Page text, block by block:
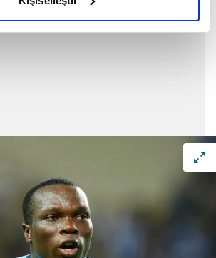
gösterdiğimizi ve bu noktada,
çerezler vasıtasıyla çeşitli kişisel
olup gerekli olan çerezler bilgi
sunulması amacıyla
çerezler, sitemizin daha işlevsel
ve sizlere yönelik